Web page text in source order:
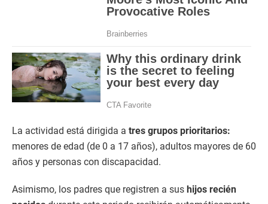
La actividad está dirigida a tres grupos prioritarios:
menores de edad (de 0 a 17 años), adultos mayores de 60
años y personas con discapacidad.
Asimismo, los padres que registren a sus hijos recién